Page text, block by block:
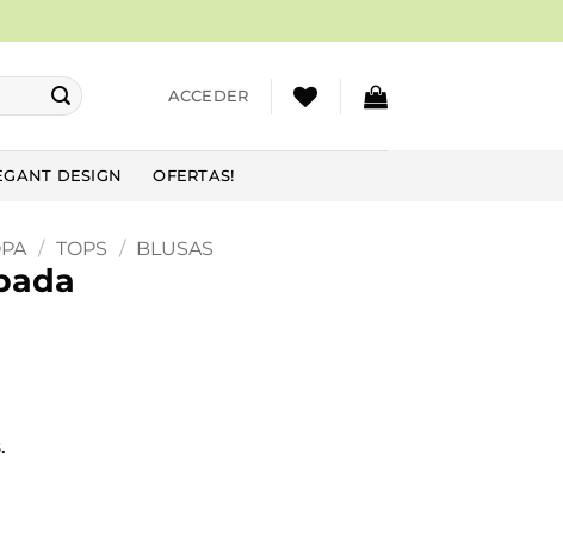
ACCEDER
DESIGN OFERTAS!
/ TOPS / BLUSAS